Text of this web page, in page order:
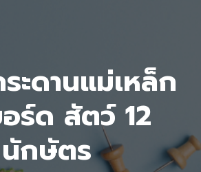
ะดานแม่เหล็ก
ร์ด สัตว์ 12
นักษัตร